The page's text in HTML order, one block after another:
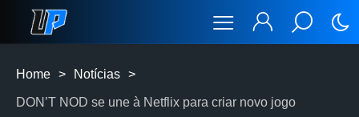
Home > Notícias >
DON’T NOD se une à Netflix para criar novo jogo